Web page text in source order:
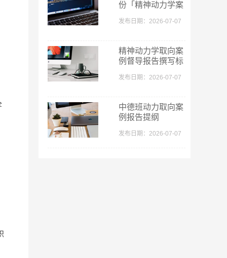
份「精神动力学案
发布日期：2026-07-07
精神动力学取向案
例督导报告撰写标
发布日期：2026-07-07
中德班动力取向案
例报告提纲
发布日期：2026-07-07